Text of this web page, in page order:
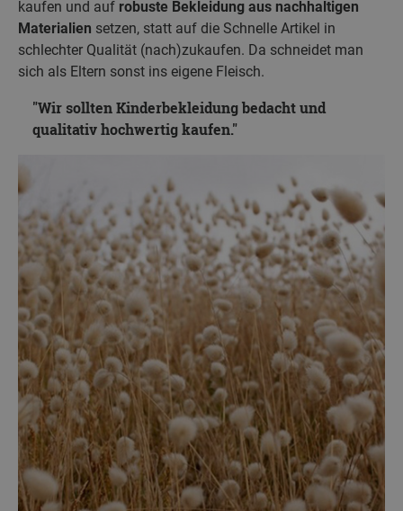
kaufen und auf robuste Bekleidung aus nachhaltigen
Materialien setzen, statt auf die Schnelle Artikel in
schlechter Qualität (nach)zukaufen. Da schneidet man
sich als Eltern sonst ins eigene Fleisch.
Wir sollten Kinderbekleidung bedacht und
qualitativ hochwertig kaufen.